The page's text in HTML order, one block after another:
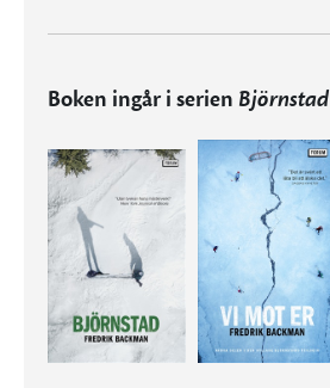
Boken ingår i serien Björnstad